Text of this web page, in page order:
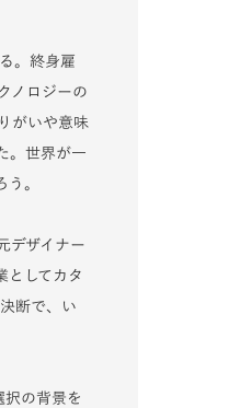
。終身雇
ノロジーの
がいや意味
。世界が一
。
デザイナー
としてカタ
断で、い
の背景を